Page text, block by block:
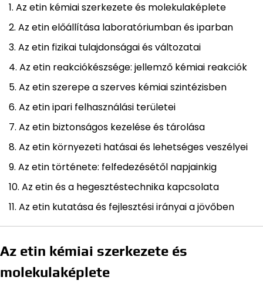
Az etin kémiai szerkezete és molekulaképlete
Az etin előállítása laboratóriumban és iparban
Az etin fizikai tulajdonságai és változatai
Az etin reakciókészsége: jellemző kémiai reakciók
Az etin szerepe a szerves kémiai szintézisben
Az etin ipari felhasználási területei
Az etin biztonságos kezelése és tárolása
Az etin környezeti hatásai és lehetséges veszélyei
Az etin története: felfedezésétől napjainkig
Az etin és a hegesztéstechnika kapcsolata
Az etin kutatása és fejlesztési irányai a jövőben
Az etin kémiai szerkezete és
molekulaképlete